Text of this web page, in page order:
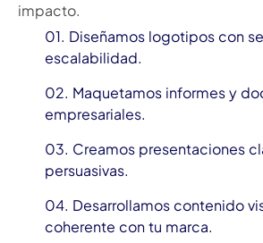
impacto.
01. Diseñamos logotipos con
escalabilidad.
02. Maquetamos informes y
empresariales.
03. Creamos presentaciones
persuasivas.
04. Desarrollamos contenido
coherente con tu marca.